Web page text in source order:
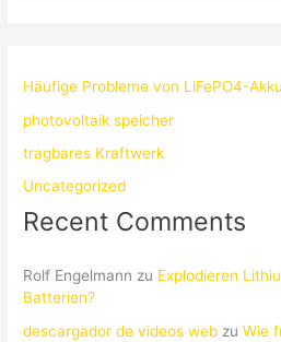
Häufige Probleme von LiFePO4-
photovoltaik speicher
tragbares Kraftwerk
Uncategorized
Recent Comments
Rolf Engelmann zu Explodieren
Batterien?
descargador de videos web zuWie